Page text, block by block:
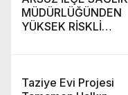
MÜDÜRLÜĞÜNDEN
YÜKSEK RİSKLİ
Taziye Evi Projesi